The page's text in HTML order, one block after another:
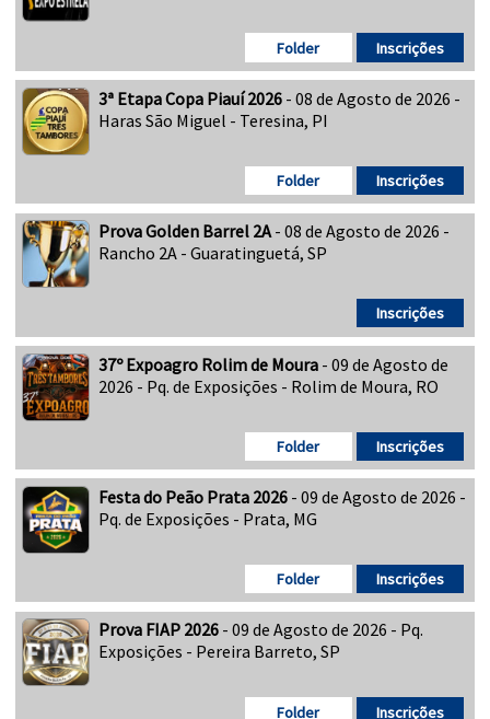
Inscrições
Folder
3ª Etapa Copa Piauí 2026 - 08 de Agosto de 2026 -
Haras São Miguel - Teresina, PI
Inscrições
Folder
Prova Golden Barrel 2A- 08 de Agosto de 2026 -
Rancho 2A - Guaratinguetá, SP
Inscrições
37º Expoagro Rolim de Moura - 09 de Agosto de
2026 - Pq. de Exposições - Rolim de Moura, RO
Inscrições
Folder
Festa do Peão Prata 2026 - 09 de Agosto de 2026 -
Pq. de Exposições - Prata, MG
Inscrições
Folder
Prova FIAP 2026 - 09 de Agosto de 2026 - Pq.
Exposições - Pereira Barreto, SP
Inscrições
Folder